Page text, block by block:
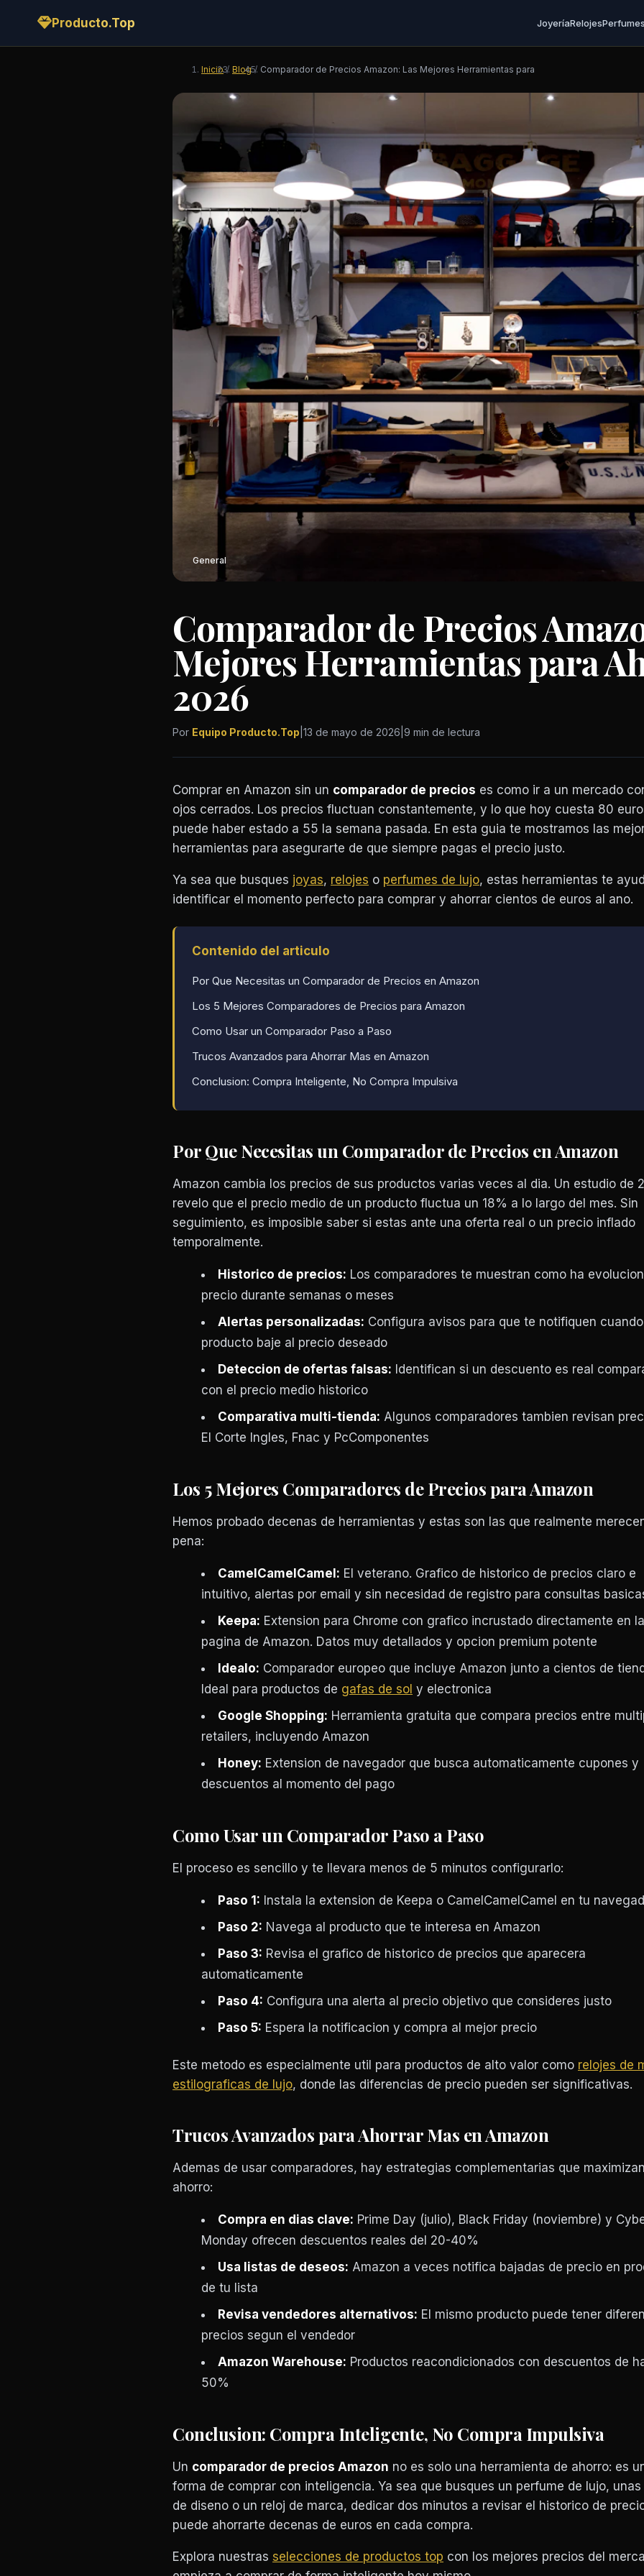
Producto.Top JoyeríaRelojesPerfumes
Inicio / Blog / Comparador de Precios Amazon: Las Mejores Herramientas para
General
Comparador de Precios
Mejores Herramientas para
2026
Por Equipo Producto.Top 13 de mayo de 2026 9 min de lectura
Comprar en Amazon sin un comparador de precios es como ir a un mercado
ojos cerrados. Los precios fluctuan constantemente, y lo que hoy cuesta 80
puede haber estado a 55 la semana pasada. En esta guia te mostramos las
herramientas para asegurarte de que siempre pagas el precio justo.
Ya sea que busques joyas, relojes o perfumes de lujo, estas herramientas te
identificar el momento perfecto para comprar y ahorrar cientos de euros al ano.
Contenido del articulo
Por Que Necesitas un Comparador de Precios en Amazon
Los 5 Mejores Comparadores de Precios para Amazon
Como Usar un Comparador Paso a Paso
Trucos Avanzados para Ahorrar Mas en Amazon
Conclusion: Compra Inteligente, No Compra Impulsiva
Por Que Necesitas un Comparador de Precios en Amazon
Amazon cambia los precios de sus productos varias veces al dia. Un estudio de
revelo que el precio medio de un producto fluctua un 18% a lo largo del mes. Sin
seguimiento, es imposible saber si estas ante una oferta real o un precio inflado
temporalmente.
Historico de precios: Los comparadores te muestran como ha
precio durante semanas o meses
Alertas personalizadas: Configura avisos para que te notifiquen
producto baje al precio deseado
Deteccion de ofertas falsas: Identifican si un descuento es real
con el precio medio historico
Comparativa multi-tienda: Algunos comparadores tambien revisan
El Corte Ingles, Fnac y PcComponentes
Los 5 Mejores Comparadores de Precios para Amazon
Hemos probado decenas de herramientas y estas son las que realmente
pena:
CamelCamelCamel: El veterano. Grafico de historico de precios claro e
intuitivo, alertas por email y sin necesidad de registro para consultas
Keepa: Extension para Chrome con grafico incrustado directamente en la
pagina de Amazon. Datos muy detallados y opcion premium potente
Idealo: Comparador europeo que incluye Amazon junto a cientos de
Ideal para productos de gafas de sol y electronica
Google Shopping: Herramienta gratuita que compara precios entre
retailers, incluyendo Amazon
Honey: Extension de navegador que busca automaticamente cupones y
descuentos al momento del pago
Como Usar un Comparador Paso a Paso
El proceso es sencillo y te llevara menos de 5 minutos configurarlo:
Paso 1: Instala la extension de Keepa o CamelCamelCamel en tu
Paso 2: Navega al producto que te interesa en Amazon
Paso 3: Revisa el grafico de historico de precios que aparecera
automaticamente
Paso 4: Configura una alerta al precio objetivo que consideres justo
Paso 5: Espera la notificacion y compra al mejor precio
Este metodo es especialmente util para productos de alto valor como relojes de
estilograficas de lujo, donde las diferencias de precio pueden ser significativas.
Trucos Avanzados para Ahorrar Mas en Amazon
Ademas de usar comparadores, hay estrategias complementarias que
ahorro:
Compra en dias clave: Prime Day (julio), Black Friday (noviembre) y
Monday ofrecen descuentos reales del 20-40%
Usa listas de deseos: Amazon a veces notifica bajadas de precio en
de tu lista
Revisa vendedores alternativos: El mismo producto puede tener
precios segun el vendedor
Amazon Warehouse: Productos reacondicionados con descuentos de
50%
Conclusion: Compra Inteligente, No Compra Impulsiva
Un comparador de precios Amazon no es solo una herramienta de ahorro: es
forma de comprar con inteligencia. Ya sea que busques un perfume de lujo,
de diseno o un reloj de marca, dedicar dos minutos a revisar el historico de
puede ahorrarte decenas de euros en cada compra.
Explora nuestras selecciones de productos top con los mejores precios del